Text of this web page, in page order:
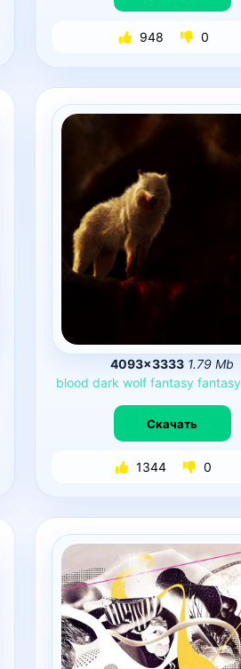
948 0
4093×3333 1.79 Mb
blood dark wolf fantasy fantasy
Скачать
1344 0